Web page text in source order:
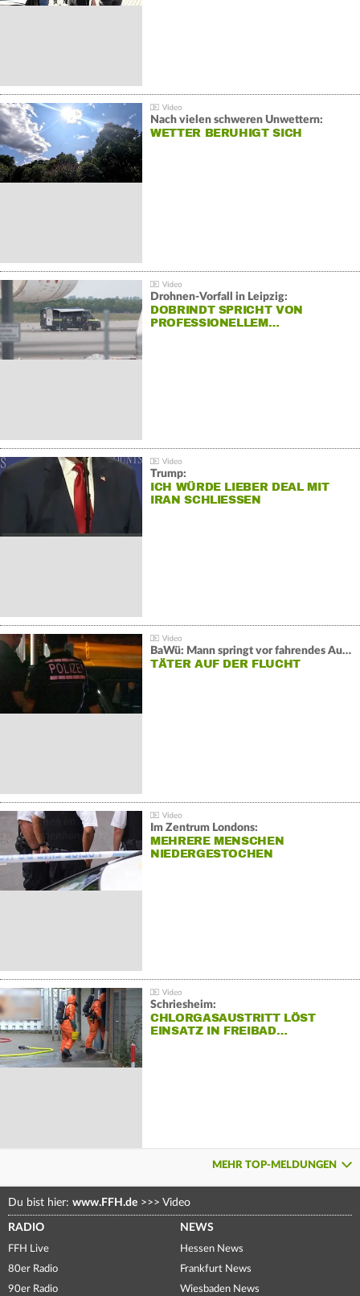
Nach vielen schweren Unwettern:
WETTER BERUHIGT SICH
Drohnen-Vorfall in Leipzig:
DOBRINDT SPRICHT VON
PROFESSIONELLEM…
Trump:
ICH WÜRDE LIEBER DEAL MIT
IRAN SCHLIESSEN
BaWü: Mann springt vor fahrendes Auto und schießt
TÄTER AUF DER FLUCHT
Im Zentrum Londons:
MEHRERE MENSCHEN
NIEDERGESTOCHEN
Schriesheim:
CHLORGASAUSTRITT LÖST
EINSATZ IN FREIBAD…
MEHR TOP-MELDUNGEN
Du bist hier: www.FFH.de >>> Video
RADIO
FFH Live
80er Radio
90er Radio
NEWS
Hessen News
Frankfurt News
Wiesbaden News